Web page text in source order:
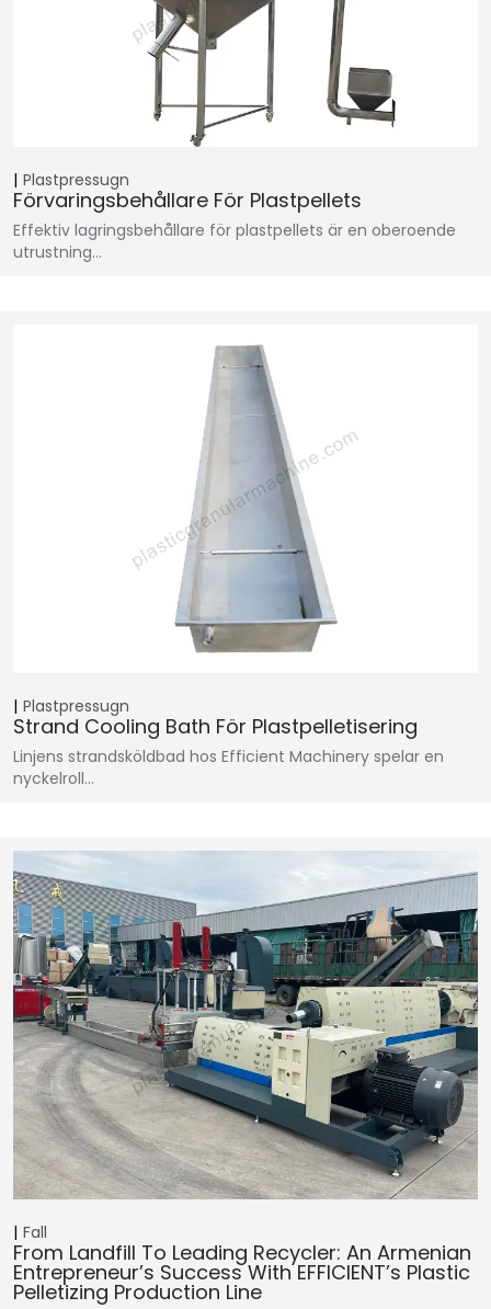
Plastpressugn
Förvaringsbehållare För Plastpellets
Effektiv lagringsbehållare för plastpellets är en oberoende
utrustning…
Plastpressugn
Strand Cooling Bath För Plastpelletisering
Linjens strandsköldbad hos Efficient Machinery spelar en
nyckelroll…
Fall
From Landfill To Leading Recycler: An Armenian
Entrepreneur’s Success With EFFICIENT’s Plastic
Pelletizing Production Line